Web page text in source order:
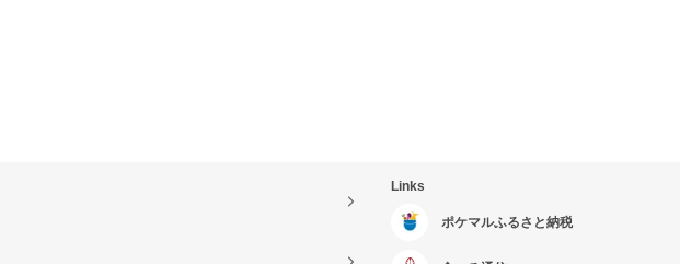
Links
ポケマルふるさと納税